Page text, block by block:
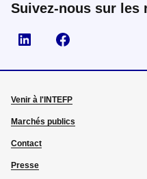
Suivez-nous sur les
Visiter la page Linkedin
Venir à l'INTEFP
Marchés publics
Contact
Presse